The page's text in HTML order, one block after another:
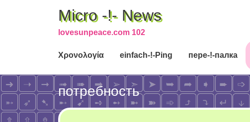
Micro -!- News
lovesunpeace.com 102
Χρονολογία einfach-!-Ping пере-!-палка
потребность